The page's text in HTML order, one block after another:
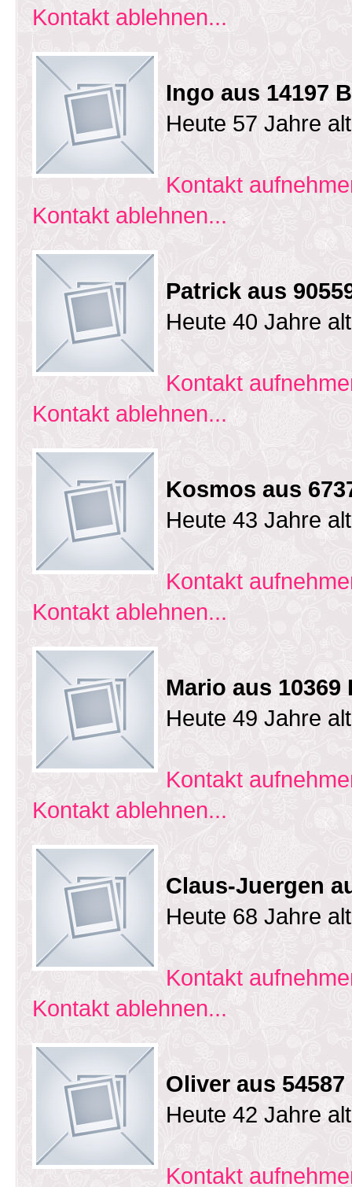
Kontakt ablehnen...
Ingo aus 14197
Heute 57 Jahre
Kontakt
Kontakt ablehnen...
Patrick aus
Heute 40 Jahre
Kontakt
Kontakt ablehnen...
Kosmos aus
Heute 43 Jahre
Kontakt
Kontakt ablehnen...
Mario aus 10369
Heute 49 Jahre
Kontakt
Kontakt ablehnen...
Claus-Juergen
Heute 68 Jahre
Kontakt
Kontakt ablehnen...
Oliver aus
Heute 42 Jahre
Kontakt